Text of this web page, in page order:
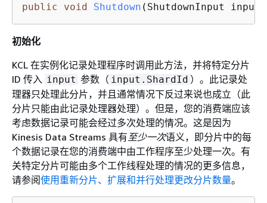
public
void Shutdown (ShutdownInput input)
初始化
KCL 在实例化记录处理程序时调用此方法，并将特定分片
ID 传入 input 参数（ input.ShardId ）。此记录处
理器只处理此分片，并且通常情况下反过来说也成立（此
分片只能由此记录处理器处理）。但是，您的消费端应该
考虑数据记录可能会经过多次处理的情况。这是因为
Kinesis Data Streams 具有 至少一次语义，即分片中的每
个数据记录在您的消费端中由工作程序至少处理一次。有
关特定分片可能由多个工作线程处理的情况的更多信息，
请参阅使用重新分片、扩展和并行处理更改分片数量。